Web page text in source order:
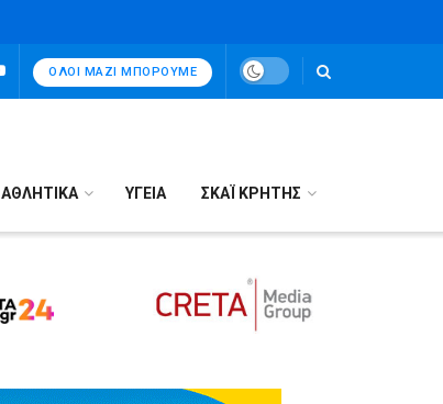
ΌΛΟΙ ΜΑΖΊ ΜΠΟΡΟΎΜΕ
ΑΘΛΗΤΙΚΑ ΥΓΕΙΑ ΣΚΑΪ ΚΡΗΤΗΣ